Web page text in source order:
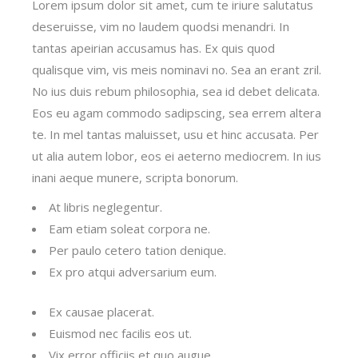
Lorem ipsum dolor sit amet, cum te iriure salutatus
deseruisse, vim no laudem quodsi menandri. In
tantas apeirian accusamus has. Ex quis quod
qualisque vim, vis meis nominavi no. Sea an erant zril.
No ius duis rebum philosophia, sea id debet delicata.
Eos eu agam commodo sadipscing, sea errem altera
te. In mel tantas maluisset, usu et hinc accusata. Per
ut alia autem lobor, eos ei aeterno mediocrem. In ius
inani aeque munere, scripta bonorum.
At libris neglegentur.
Eam etiam soleat corpora ne.
Per paulo cetero tation denique.
Ex pro atqui adversarium eum.
Ex causae placerat.
Euismod nec facilis eos ut.
Vix error officiis et quo augue.